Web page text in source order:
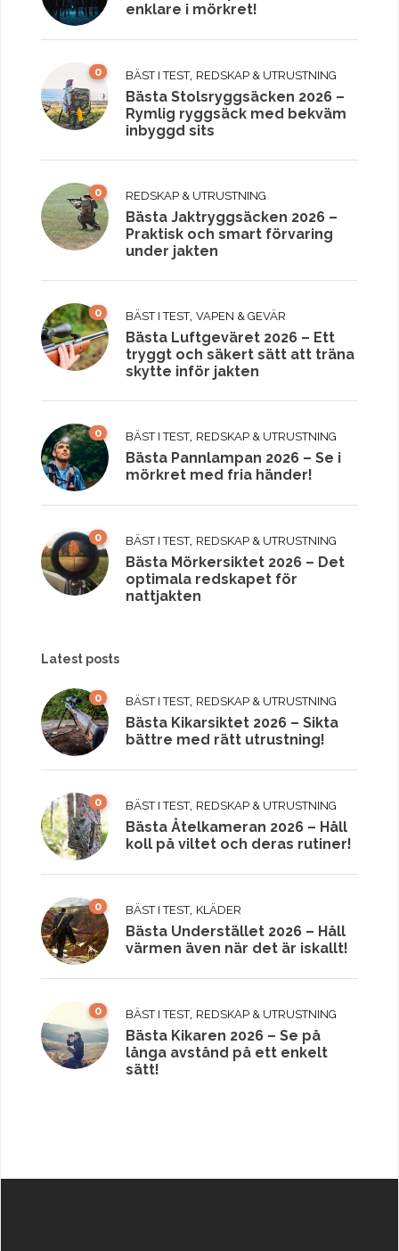
enklare i mörkret!
0 BÄST I TEST, REDSKAP & UTRUSTNING
Bästa Stolsryggsäcken 2026 –
Rymlig ryggsäck med bekväm
inbyggd sits
0 REDSKAP & UTRUSTNING
Bästa Jaktryggsäcken 2026 –
Praktisk och smart förvaring
under jakten
0 BÄST I TEST, VAPEN & GEVÄR
Bästa Luftgeväret 2026 – Ett
tryggt och säkert sätt att träna
skytte inför jakten
0 BÄST I TEST, REDSKAP & UTRUSTNING
Bästa Pannlampan 2026 – Se i
mörkret med fria händer!
0 BÄST I TEST, REDSKAP & UTRUSTNING
Bästa Mörkersiktet 2026 – Det
optimala redskapet för
nattjakten
Latest posts
0 BÄST I TEST, REDSKAP & UTRUSTNING
Bästa Kikarsiktet 2026 – Sikta
bättre med rätt utrustning!
0 BÄST I TEST, REDSKAP & UTRUSTNING
Bästa Åtelkameran 2026 – Håll
koll på viltet och deras rutiner!
0 BÄST I TEST, KLÄDER
Bästa Understället 2026 – Håll
värmen även när det är iskallt!
0 BÄST I TEST, REDSKAP & UTRUSTNING
Bästa Kikaren 2026 – Se på
långa avstånd på ett enkelt
sätt!